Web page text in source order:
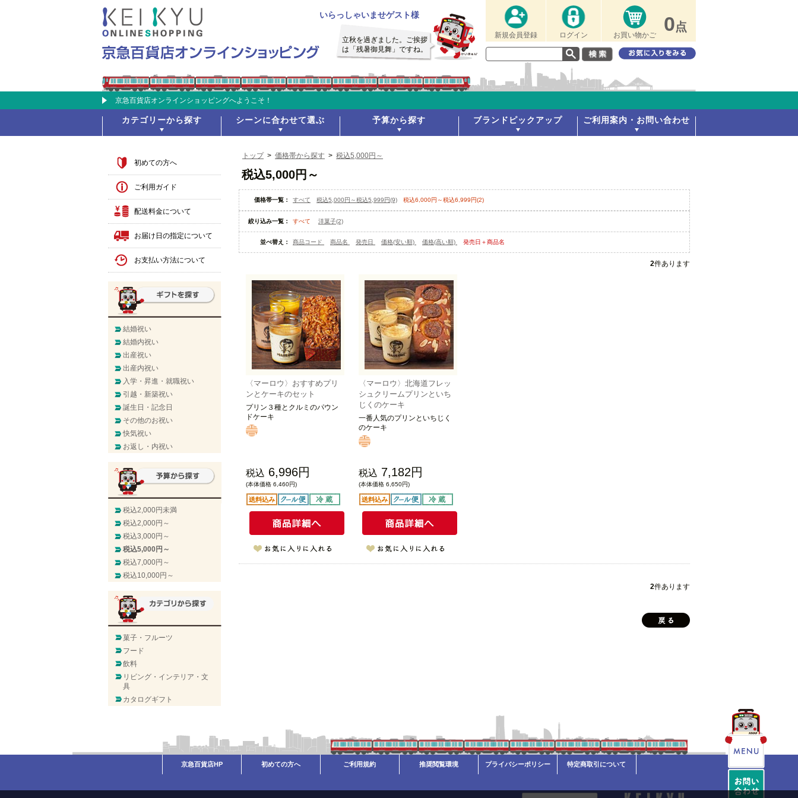
いらっしゃいませゲスト様
立秋を過ぎました。ご挨拶
は「残暑御見舞」ですね。
新規会員登録 ログイン お買い物かご 0点
京急百貨店オンラインショッピングへようこそ！
カテゴリーから探す シーンに合わせて選ぶ 予算から探す ブランドピックアップ ご利用案内・お問い合わせ
トップ > 価格帯から探す > 税込5,000円～
税込5,000円～
価格帯一覧： すべて 税込5,000円～税込5,999円(9) 税込6,000円～税込6,999円(2)
絞り込み一覧： すべて 洋菓子(2)
並べ替え： 商品コード 商品名 発売日 価格(安い順) 価格(高い順) 発売日＋商品名
2件あります
〈マーロウ〉おすすめプリ
ンとケーキのセット
プリン３種とクルミのパウン
ドケーキ
税込 6,996円
(本体価格 6,460円)
〈マーロウ〉北海道フレッ
シュクリームプリンといち
じくのケーキ
一番人気のプリンといちじく
のケーキ
税込 7,182円
(本体価格 6,650円)
2件あります
初めての方へ
ご利用ガイド
配送料金について
お届け日の指定について
お支払い方法について
結婚祝い
結婚内祝い
出産祝い
出産内祝い
入学・昇進・就職祝い
引越・新築祝い
誕生日・記念日
その他のお祝い
快気祝い
お返し・内祝い
税込2,000円未満
税込2,000円～
税込3,000円～
税込5,000円～
税込7,000円～
税込10,000円～
菓子・フルーツ
フード
飲料
リビング・インテリア・文
具
カタログギフト
京急百貨店HP 初めての方へ ご利用規約 推奨閲覧環境 プライバシーポリシー 特定商取引について